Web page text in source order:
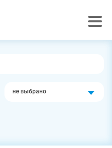
не выбрано